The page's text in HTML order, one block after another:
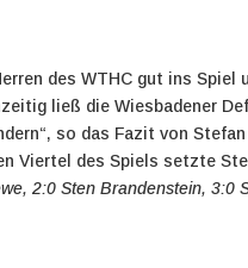
des WTHC gut ins Spiel
ließ die Wiesbadener
so das Fazit von
Viertel des Spiels setzte
2:0 Sten Brandenstein, 3:0